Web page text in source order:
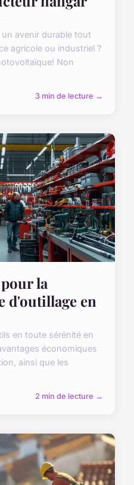
avenir durable tout
agricole ou industriel ?
Non
3 min de lecture →
la
d'outillage en
en toute sérénité en
économiques
ainsi que les
2 min de lecture →